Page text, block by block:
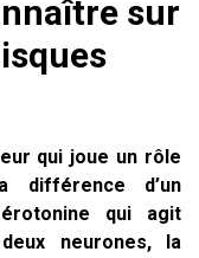
sur
qui joue un rôle
différence d’un
qui agit
neurones, la